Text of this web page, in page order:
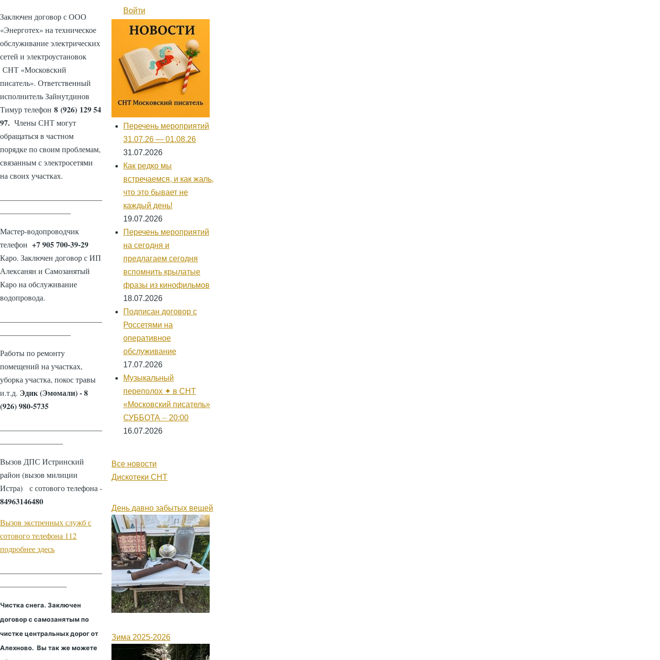
навигации
Заключен договор с ООО
«Энерготех» на техническое
обслуживание электрических
сетей и электроустановок
СНТ «Московский
писатель». Ответственный
исполнитель Зайнутдинов
Тимур телефон 8 (926) 129 54
97. Члены СНТ могут
обращаться в частном
порядке по своим проблемам,
связанным с электросетями
на своих участках.
Мастер-водопроводчик
телефон +7 905 700-39-29
Каро. Заключен договор с ИП
Алексанян и Самозанятый
Каро на обслуживание
водопровода.
Работы по ремонту
помещений на участках,
уборка участка, покос травы
и.т.д. Эдик (Эмомали) - 8
(926) 980-5735
Вызов ДПС Истринский
район (вызов милиции
Истра) с сотового телефона -
84963146480
Вызов экстренных служб с
сотового телефона 112
подробнее здесь
Чистка снега. Заключен
договор с самозанятым по
чистке центральных дорог от
Алехново. Вы так же можете
Меню
учётной
записи
Войти
Перечень мероприятий
31.07.26 — 01.08.26
31.07.2026
Как редко мы
встречаемся, и как жаль,
что это бывает не
каждый день!
19.07.2026
Перечень мероприятий
на сегодня и
предлагаем сегодня
вспомнить крылатые
фразы из кинофильмов
18.07.2026
Подписан договор с
Россетями на
оперативное
обслуживание
17.07.2026
Музыкальный
переполох ✦ в СНТ
«Московский писатель»
СУББОТА ⏤ 20:00
16.07.2026
Все новости
Дискотеки СНТ
День давно забытых вещей
Зима 2025-2026